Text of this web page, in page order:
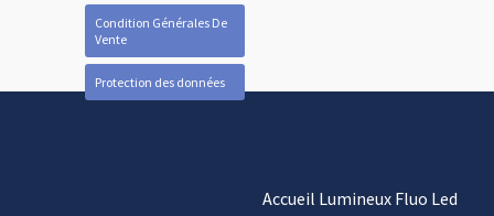
Condition Générales De
Vente
Protection des données
Accueil Lumineux Fluo Led